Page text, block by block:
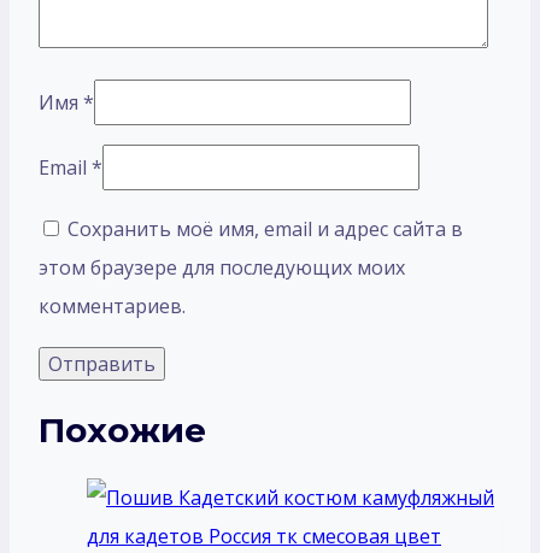
Имя *
Email *
Сохранить моё имя, email и адрес сайта в
этом браузере для последующих моих
комментариев.
Похожие